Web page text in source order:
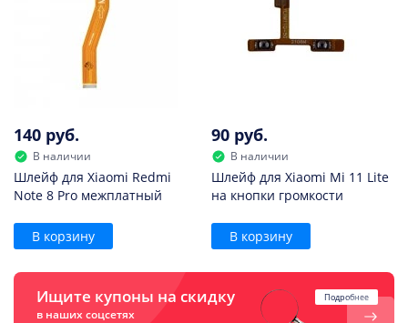
140 руб.
В наличии
Шлейф для Xiaomi Redmi
Note 8 Pro межплатный
В корзину
90 руб.
В наличии
Шлейф для Xiaomi Mi 11 Lite
на кнопки громкости
В корзину
Ищите купоны на скидку
в наших соцсетях
Подробнее